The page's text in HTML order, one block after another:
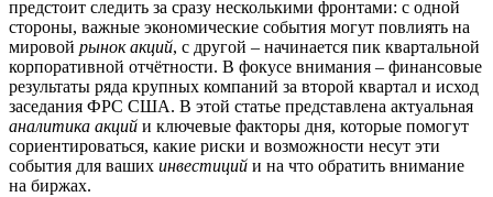
предстоит следить за сразу несколькими фронтами: с одной
стороны, важные экономические события могут повлиять на
мировой рынок акций, с другой – начинается пик квартальной
корпоративной отчётности. В фокусе внимания – финансовые
результаты ряда крупных компаний за второй квартал и исход
заседания ФРС США. В этой статье представлена актуальная
аналитика акций и ключевые факторы дня, которые помогут
сориентироваться, какие риски и возможности несут эти
события для ваших инвестиций и на что обратить внимание
на биржах.